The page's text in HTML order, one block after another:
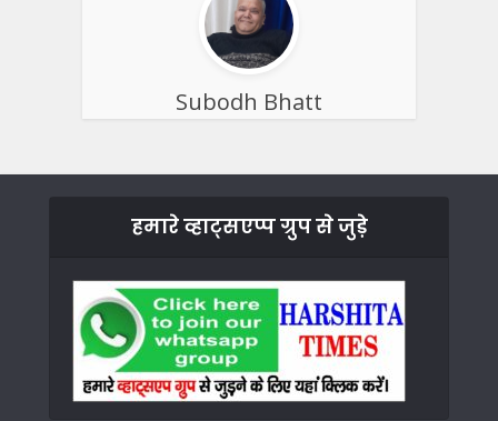
Subodh Bhatt
हमारे व्हाट्सएप्प ग्रुप से जुड़े